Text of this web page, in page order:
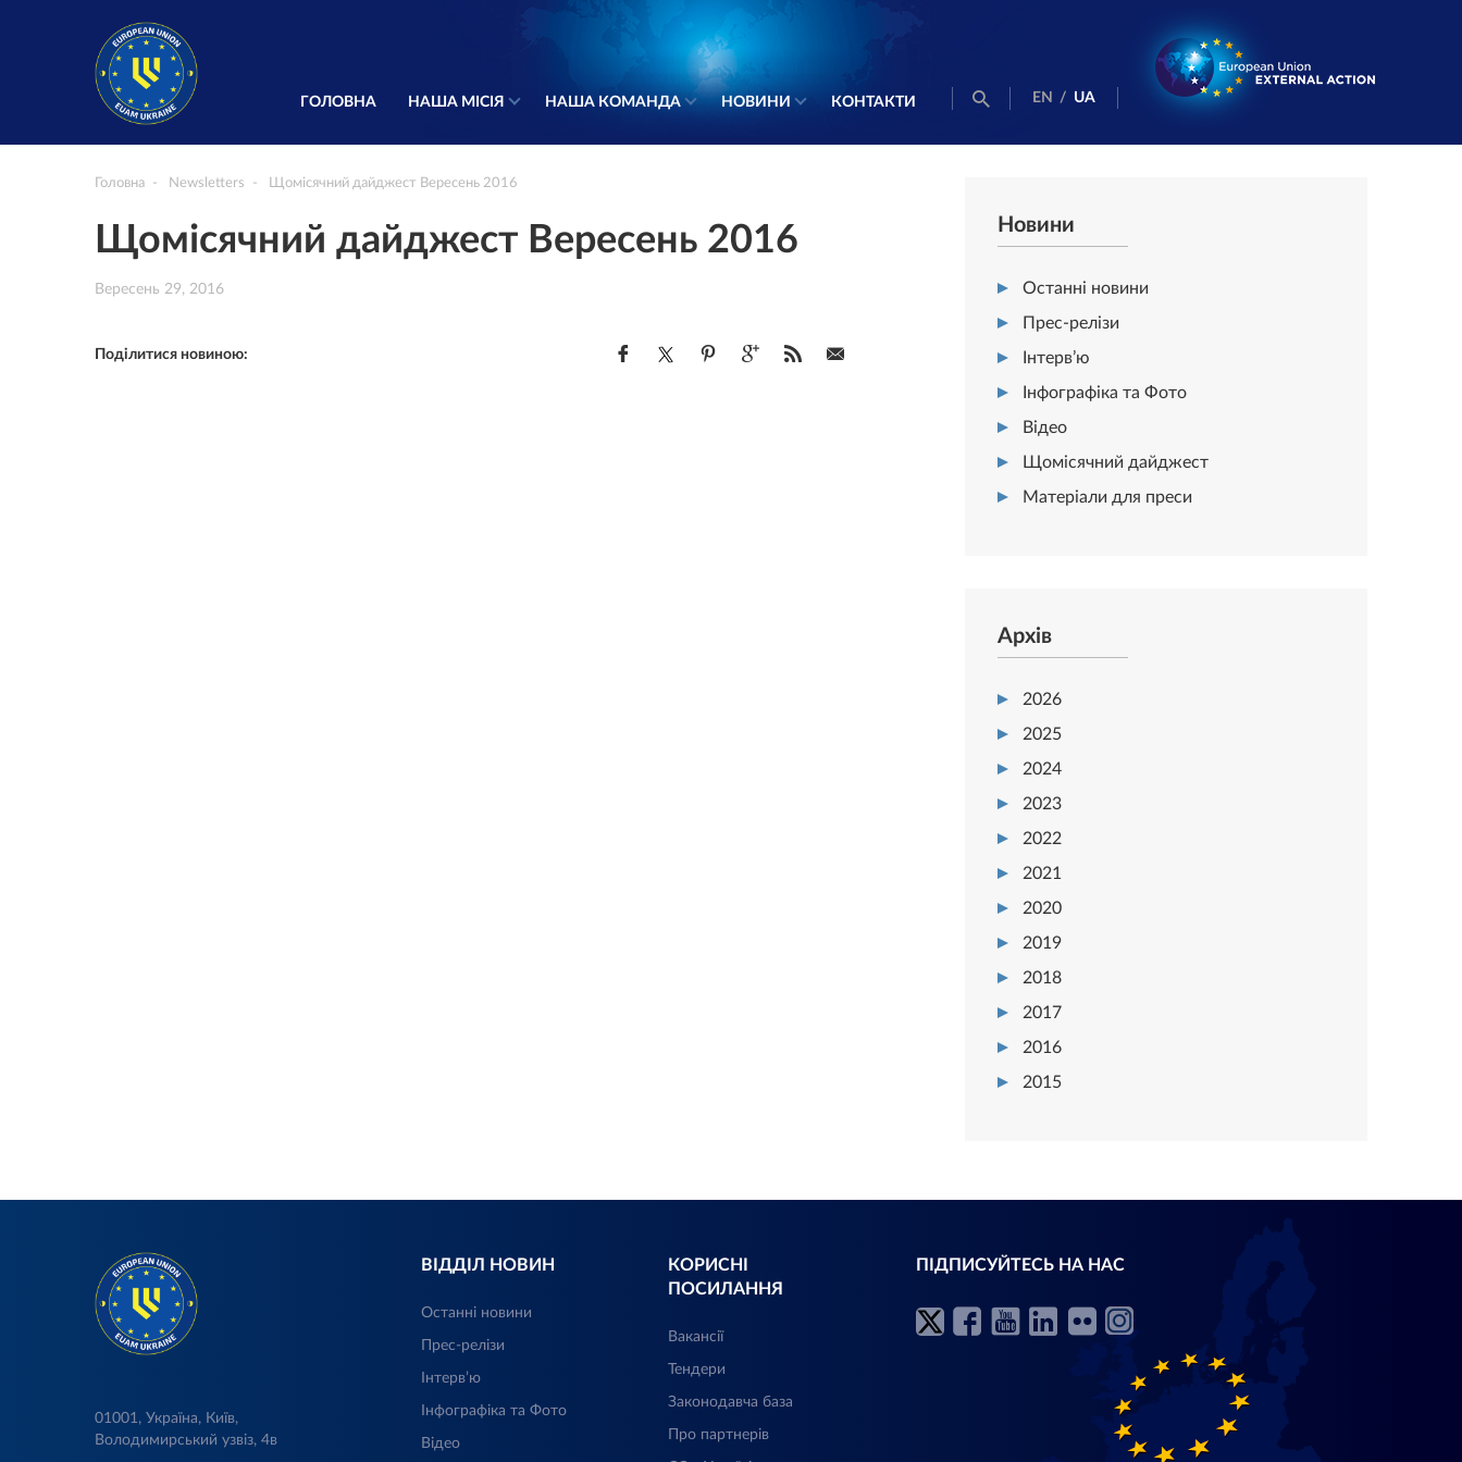
ГОЛОВНА НАША МІСІЯ НАША КОМАНДА НОВИНИ КОНТАКТИ EN / UA
Головна Newsletters Щомісячний дайджест Вересень 2016
Щомісячний дайджест Вересень 2016
Вересень 29, 2016
Поділитися новиною:
Новини
Останні новини
Прес-релізи
Інтерв’ю
Інфографіка та Фото
Відео
Щомісячний дайджест
Матеріали для преси
Архів
2026
2025
2024
2023
2022
2021
2020
2019
2018
2017
2016
2015
01001, Україна, Київ,
Володимирський узвіз, 4в
ВІДДІЛ НОВИН
Останні новини
Прес-релізи
Інтерв’ю
Інфографіка та Фото
Відео
КОРИСНІ
ПОСИЛАННЯ
Вакансії
Тендери
Законодавча база
Про партнерів
ПІДПИСУЙТЕСЬ НА НАС